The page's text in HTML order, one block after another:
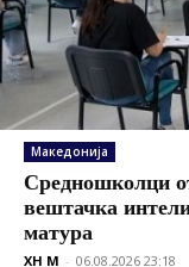
Македонија
Средношколци
вештачка
матура
XH M - 06.08.2026 23:18